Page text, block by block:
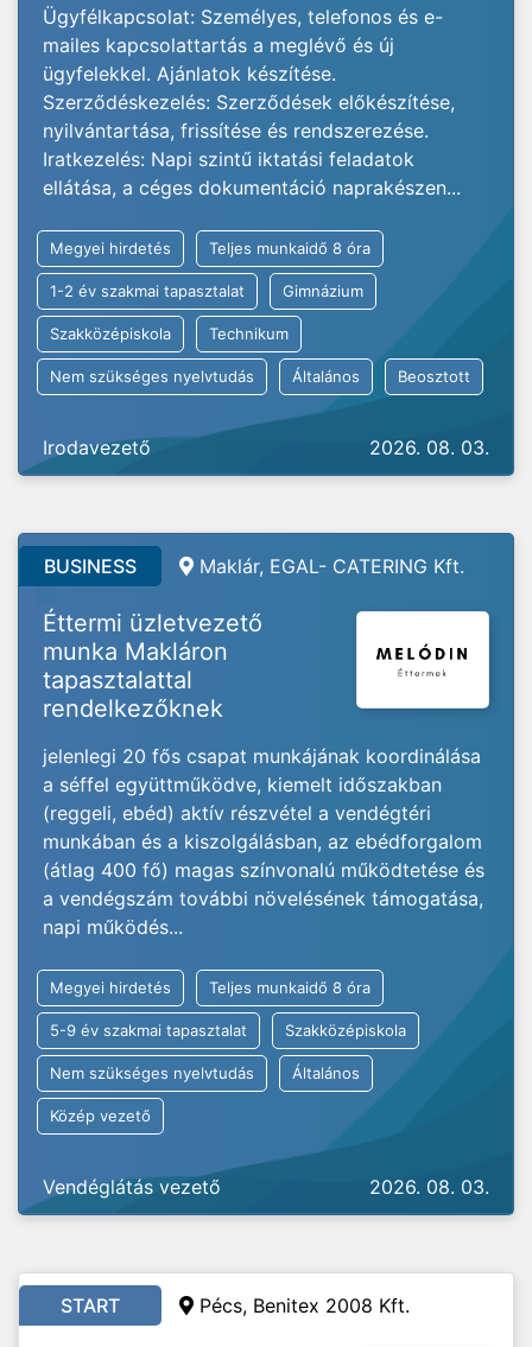
Ügyfélkapcsolat: Személyes, telefonos és e-
mailes kapcsolattartás a meglévő és új
ügyfelekkel. Ajánlatok készítése.
Szerződéskezelés: Szerződések előkészítése,
nyilvántartása, frissítése és rendszerezése.
Iratkezelés: Napi szintű iktatási feladatok
ellátása, a céges dokumentáció naprakészen...
Megyei hirdetés Teljes munkaidő 8 óra
1-2 év szakmai tapasztalat Gimnázium
Szakközépiskola Technikum
Nem szükséges nyelvtudás Általános Beosztott
Irodavezető 2026. 08. 03.
BUSINESS Maklár, EGAL- CATERING Kft.
Éttermi üzletvezető
munka Makláron
tapasztalattal
rendelkezőknek
jelenlegi 20 fős csapat munkájának koordinálása
a séffel együttműködve, kiemelt időszakban
(reggeli, ebéd) aktív részvétel a vendégtéri
munkában és a kiszolgálásban, az ebédforgalom
(átlag 400 fő) magas színvonalú működtetése és
a vendégszám további növelésének támogatása,
napi működés...
Megyei hirdetés Teljes munkaidő 8 óra
5-9 év szakmai tapasztalat Szakközépiskola
Nem szükséges nyelvtudás Általános
Közép vezető
Vendéglátás vezető 2026. 08. 03.
START Pécs, Benitex 2008 Kft.